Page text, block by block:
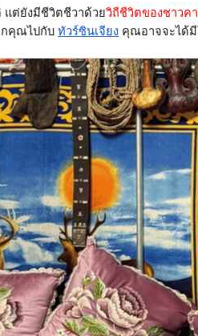
ต่ยังมีชีวิตชีวาด้วยวิถีชีวิตของชาวค
กคุณไปกับ ทัวร์ซินเจียง คุณอาจจะได้